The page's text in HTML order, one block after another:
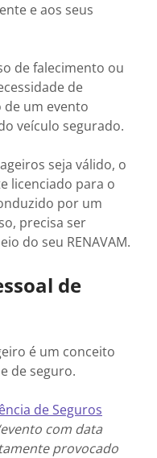
e aos seus
de falecimento ou
de
um evento
veículo segurado.
seja válido, o
licenciado para o
por um
precisa ser
do seu RENAVAM.
de
é um conceito
de seguro.
de Seguros
com data
provocado